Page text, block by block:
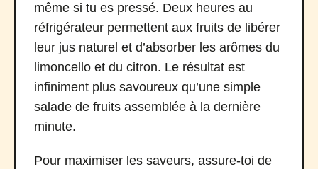
même si tu es pressé. Deux heures au
réfrigérateur permettent aux fruits de libérer
leur jus naturel et d’absorber les arômes du
limoncello et du citron. Le résultat est
infiniment plus savoureux qu’une simple
salade de fruits assemblée à la dernière
minute.
Pour maximiser les saveurs, assure-toi de